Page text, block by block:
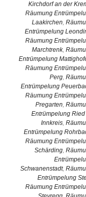
Kirchdorf an der
Räumung
Laakirchen,
Entrümpelung
Räumung
Marchtrenk,
Entrümpelung
Räumung
Perg,
Entrümpelung
Räumung
Pregarten,
Entrümpelung Ried
Innkreis,
Entrümpelung
Räumung
Schärding,
Schwanenstadt,
Entrümpelung
Räumung